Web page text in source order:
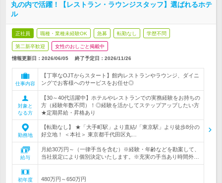
丸の内で活躍！【レストラン・ラウンジスタッフ】選ばれるホテ
ル
正社員 職種・業種未経験OK 急募 転勤なし 学歴不問
第二新卒歓迎 女性のおしごと掲載中
情報更新日：2026/06/05 終了予定日： 2026/11/26
仕事内容
【丁寧なOJTからスタート】館内レストランやラウンジ、ダイニ
ングでお客様へのサービスをお任せ◎
対象と
なる方
【30～40代活躍中】ホテルやレストランでの実務経験をお持ちの
方（経験年数不問）！◎経験を活かしてステップアップしたい方
★定期昇給・昇格あり
勤務地
【転勤なし】 ★「大手町駅」より直結/「東京駅」より徒歩8分の
好立地！ ＜本社＞ 東京都千代田区丸…
給与
月給30万円～（一律手当を含む）※経験・年齢などを勘案して、
当社規定により個別決定いたします。※充実の手当あり時間外…
初年度
480万円～650万円